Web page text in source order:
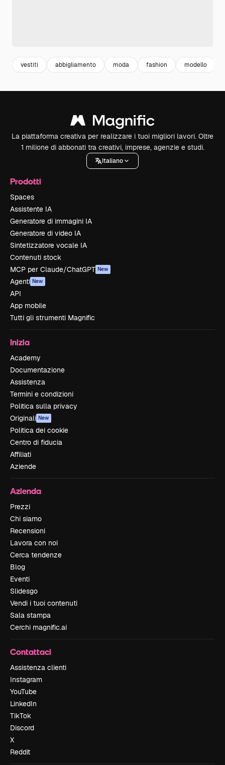
vestiti abbigliamento moda fashion modello
La piattaforma creativa per realizzare i tuoi migliori lavori. Oltre
1 milione di abbonati tra creativi, imprese, agenzie e studi.
Italiano
Prodotti
Spaces
Assistente IA
Generatore di immagini IA
Generatore di video IA
Sintetizzatore vocale IA
Contenuti stock
MCP per Claude/ChatGPT New
Agenti New
API
App mobile
Tutti gli strumenti Magnific
Inizia
Academy
Documentazione
Assistenza
Termini e condizioni
Politica sulla privacy
Originali New
Politica dei cookie
Centro di fiducia
Affiliati
Aziende
Azienda
Prezzi
Chi siamo
Recensioni
Lavora con noi
Cerca tendenze
Blog
Eventi
Slidesgo
Vendi i tuoi contenuti
Sala stampa
Cerchi magnific.ai
Contattaci
Assistenza clienti
Instagram
YouTube
LinkedIn
TikTok
Discord
X
Reddit